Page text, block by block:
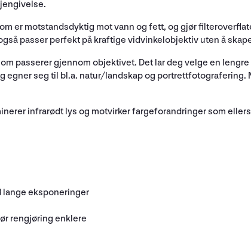
er motstandsdyktig mot vann og fett, og gjør
passer perfekt på kraftige vidvinkelobjektiv uten å
passerer gjennom objektivet. Det lar deg velge en
egner seg til bl.a. natur/landskap og
infrarødt lys og motvirker fargeforandringer som
lange eksponeringer
rengjøring enklere